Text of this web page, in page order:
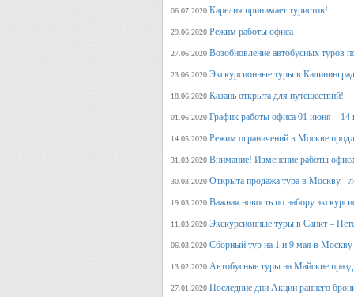
06.07.2020 Карелия принимает туристов!
29.06.2020 Режим работы офиса
27.06.2020 Возобновление автобусных туров
23.06.2020 Экскурсионные туры в
18.06.2020 Казань открыта для путешествий!
01.06.2020 График работы офиса 01 июня – 14
14.05.2020 Режим ограничений в Москве
31.03.2020 Внимание! Изменение работы
30.03.2020 Открыта продажа тура в Москву -
19.03.2020 Важная новость по набору
11.03.2020 Экскурсионные туры в Санкт –
06.03.2020 Сборный тур на 1 и 9 мая в Москву
13.02.2020 Автобусные туры на Майские
27.01.2020 Последние дни Акции раннего